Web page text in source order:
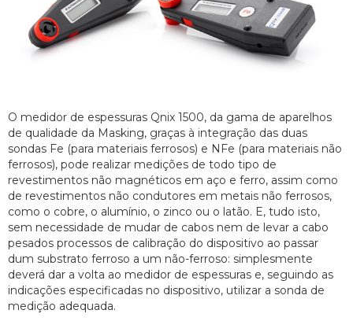
O medidor de espessuras Qnix 1500, da gama de aparelhos
de qualidade da Masking, graças à integração das duas
sondas Fe (para materiais ferrosos) e NFe (para materiais não
ferrosos), pode realizar medições de todo tipo de
revestimentos não magnéticos em aço e ferro, assim como
de revestimentos não condutores em metais não ferrosos,
como o cobre, o alumínio, o zinco ou o latão. E, tudo isto,
sem necessidade de mudar de cabos nem de levar a cabo
pesados processos de calibração do dispositivo ao passar
dum substrato ferroso a um não-ferroso: simplesmente
deverá dar a volta ao medidor de espessuras e, seguindo as
indicações especificadas no dispositivo, utilizar a sonda de
medição adequada.